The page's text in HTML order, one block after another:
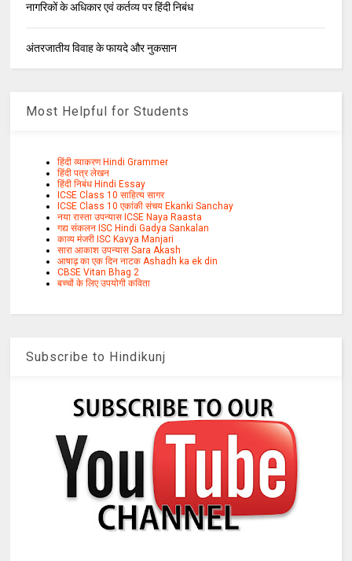
नागरिकों के अधिकार एवं कर्तव्य पर हिंदी निबंध
अंतरजातीय विवाह के फायदे और नुकसान
Most Helpful for Students
हिंदी व्याकरण Hindi Grammer
हिंदी पत्र लेखन
हिंदी निबंध Hindi Essay
ICSE Class 10 साहित्य सागर
ICSE Class 10 एकांकी संचय Ekanki Sanchay
नया रास्ता उपन्यास ICSE Naya Raasta
गद्य संकलन ISC Hindi Gadya Sankalan
काव्य मंजरी ISC Kavya Manjari
सारा आकाश उपन्यास Sara Akash
आषाढ़ का एक दिन नाटक Ashadh ka ek din
CBSE Vitan Bhag 2
बच्चों के लिए उपयोगी कविता
Subscribe to Hindikunj